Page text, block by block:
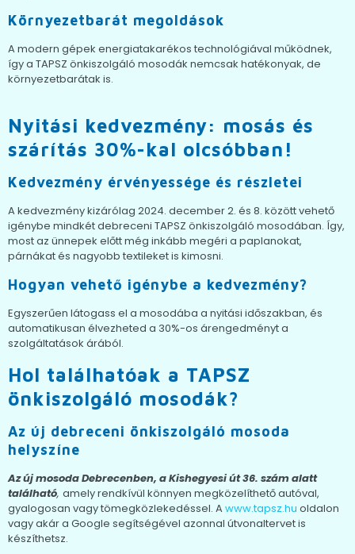
Környezetbarát megoldások
A modern gépek energiatakarékos technológiával működnek,
így a TAPSZ önkiszolgáló mosodák nemcsak hatékonyak, de
környezetbarátak is.
Nyitási kedvezmény: mosás és
szárítás 30%-kal olcsóbban!
Kedvezmény érvényessége és részletei
A kedvezmény kizárólag 2024. december 2. és 8. között vehető
igénybe mindkét debreceni TAPSZ önkiszolgáló mosodában. Így,
most az ünnepek előtt még inkább megéri a paplanokat,
párnákat és nagyobb textileket is kimosni.
Hogyan vehető igénybe a kedvezmény?
Egyszerűen látogass el a mosodába a nyitási időszakban, és
automatikusan élvezheted a 30%-os árengedményt a
szolgáltatások árából.
Hol találhatóak a TAPSZ
önkiszolgáló mosodák?
Az új debreceni önkiszolgáló mosoda
helyszíne
Az új mosoda Debrecenben, a Kishegyesi út 36. szám alatt
található, amely rendkívül könnyen megközelíthető autóval,
gyalogosan vagy tömegközlekedéssel. Awww.tapsz.hu oldalon
vagy akár a Google segítségével azonnal útvonaltervet is
készíthetsz.